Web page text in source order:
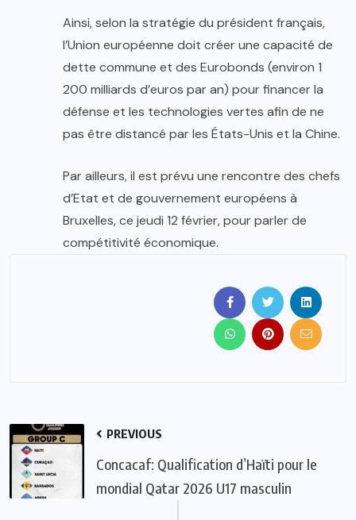
Ainsi, selon la stratégie du président français,
l’Union européenne doit créer une capacité de
dette commune et des Eurobonds (environ 1
200 milliards d’euros par an) pour financer la
défense et les technologies vertes afin de ne
pas être distancé par les États-Unis et la Chine.
Par ailleurs, il est prévu une rencontre des chefs
d’Etat et de gouvernement européens à
Bruxelles, ce jeudi 12 février, pour parler de
compétitivité économique.
PREVIOUS
Concacaf: Qualification d’Haïti pour le
mondial Qatar 2026 U17 masculin